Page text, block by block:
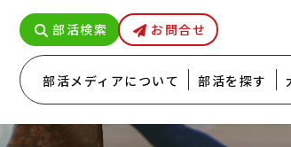
部活検索 お問合せ
部活メディアについて 部活を探す